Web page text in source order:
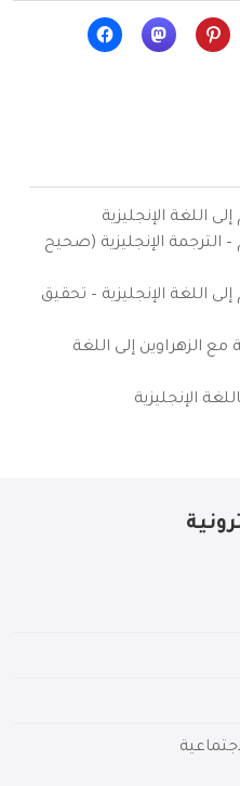
اللغة الإنجليزية
– الترجمة الإنجليزية (صحيح
اللغة الإنجليزية – تحقيق
الزهراوين إلى اللغة
الإنجليزية